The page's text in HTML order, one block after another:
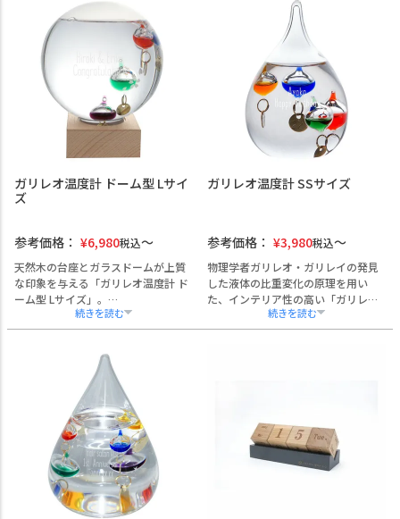
ギフトボックスに入れてお届けで
き、熨斗・ラッピング・手提げ袋の
ご用意もございます。
創立記念や周年記念、入社式や社内
表彰などのビジネスギフトに最適で
実用性と品格を兼ね備えた記念品と
して、法人・団体様のノベルティや
贈答品にぜひご活用ください。
キーリング一体型で携帯性にも優
れ、ビジネスバッグやツールケース
への取り付けにも便利です。
法人様向けには、企業名・ロゴの名
入れ加工に対応しており、展示会の
ノベルティ、創立記念、社内表彰や
研修配布物としてご活用いただけま
熨斗やギフト包装、手提げ袋もご希
望に応じてご用意可能です。
ガリレオ温度計 ドーム型 Lサイ
ズ
参考価格： ¥6,980税込
天然木の台座とガラスドームが上質
な印象を与える「ガリレオ温度計 ド
ーム型 Lサイズ」。
ガリレオ・ガリレイの発見した比重
の原理に基づき、気温の変化によっ
お楽しみいただけます。
空間に彩りを添えるインテリアアイ
テムとして、受付や役員室、商談ス
ペースなどに最適です。
社名やロゴの名入れ彫刻にも対応し
ており、開業・周年記念、株主総会
や展示会の記念品としてもご活用い
ただけます。
熨斗・ラッピング・手提げ付きで贈
答対応も万全。
ガリレオ温度計 SSサイズ
参考価格： ¥3,980税込
物理学者ガリレオ・ガリレイの発見
した液体の比重変化の原理を用い
た、インテリア性の高い「ガリレオ
温度計 SSサイズ」。
手のひらに収まるコンパクトサイズ
ィなど、法人向けギフトとしてもご
活用いただけます。
熨斗・ラッピング・手提げ袋にも対
応し、短納期対応も可能です。